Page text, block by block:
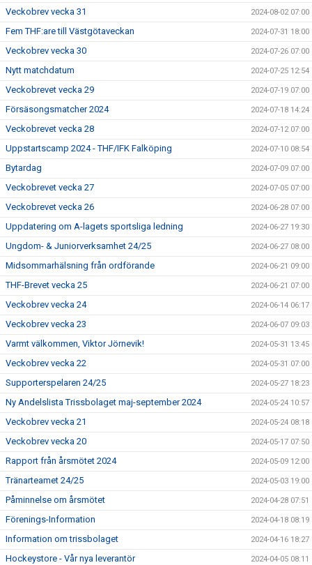
Veckobrev vecka 31 2024-08-02 07:00
Fem THF:are till Västgötaveckan 2024-07-31 18:00
Veckobrev vecka 30 2024-07-26 07:00
Nytt matchdatum 2024-07-25 12:54
Veckobrevet vecka 29 2024-07-19 07:00
Försäsongsmatcher 2024 2024-07-18 14:24
Veckobrevet vecka 28 2024-07-12 07:00
Uppstartscamp 2024 - THF/IFK Falköping 2024-07-10 08:54
Bytardag 2024-07-09 07:00
Veckobrevet vecka 27 2024-07-05 07:00
Veckobrevet vecka 26 2024-06-28 07:00
Uppdatering om A-lagets sportsliga ledning 2024-06-27 19:30
Ungdom- & Juniorverksamhet 24/25 2024-06-27 08:00
Midsommarhälsning från ordförande 2024-06-21 09:00
THF-Brevet vecka 25 2024-06-21 07:00
Veckobrev vecka 24 2024-06-14 06:17
Veckobrev vecka 23 2024-06-07 09:03
Varmt välkommen, Viktor Jörnevik! 2024-05-31 13:45
Veckobrev vecka 22 2024-05-31 07:00
Supporterspelaren 24/25 2024-05-27 18:23
Ny Andelslista Trissbolaget maj-september 2024 2024-05-24 10:57
Veckobrev vecka 21 2024-05-24 08:18
Veckobrev vecka 20 2024-05-17 07:50
Rapport från årsmötet 2024 2024-05-09 12:00
Tränarteamet 24/25 2024-05-03 19:00
Påminnelse om årsmötet 2024-04-28 07:51
Förenings-Information 2024-04-18 08:19
Information om trissbolaget 2024-04-16 18:27
Hockeystore - Vår nya leverantör 2024-04-05 08:11